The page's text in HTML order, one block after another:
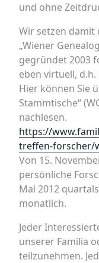
und ohne
Wir setzen damit
„Wiener
gegründet 2003
eben virtuell,
Hier können Sie
Stammtische“
nachlesen.
https://
treffen-forscher/
Von 15.
persönliche
Mai 2012
monatlich.
Jeder
unserer Familia
teilzunehmen.